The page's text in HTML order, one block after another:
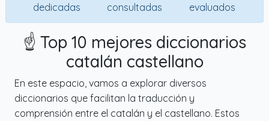
dedicadas
consultadas
evaluados
☝️ Top 10 mejores diccionarios
catalán castellano
En este espacio, vamos a explorar diversos
diccionarios que facilitan la traducción y
comprensión entre el catalán y el castellano. Estos